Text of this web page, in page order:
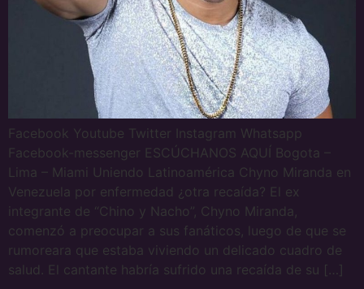
Facebook Youtube Twitter Instagram Whatsapp
Facebook-messenger ESCÚCHANOS AQUÍ Bogota –
Lima – Miami Uniendo Latinoamérica Chyno Miranda en
Venezuela por enfermedad ¿otra recaída? El ex
integrante de “Chino y Nacho”, Chyno Miranda,
comenzó a preocupar a sus fanáticos, luego de que se
rumoreara que estaba viviendo un delicado cuadro de
salud. El cantante habría sufrido una recaída de su […]